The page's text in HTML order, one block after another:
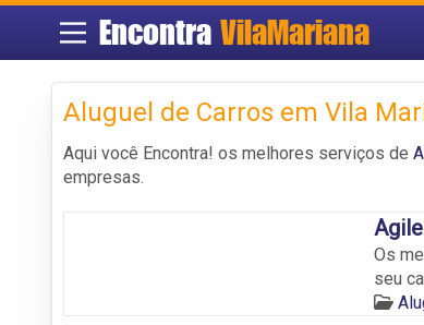
Encontra VilaMariana
Aluguel de Carros em Vila
Aqui você Encontra! os melhores serviços de
empresas.
Os
seu